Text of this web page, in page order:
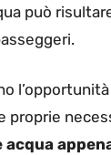
può
proprie
acqua